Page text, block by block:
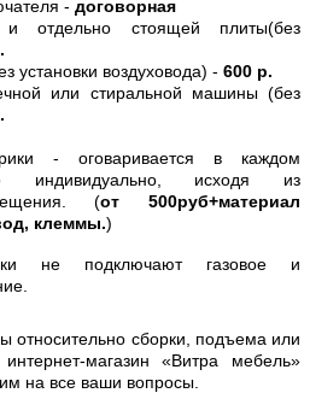
- договорная
и отдельно стоящей плиты(без
установки воздуховода) - 600 р.
или стиральной машины (без
- оговаривается в каждом
индивидуально, исходя из
(от 500руб+материал
клеммы.)
не подключают газовое и
относительно сборки, подъема или
магазин «Витра мебель»
на все ваши вопросы.